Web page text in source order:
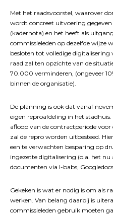
Met het raadsvoorstel, waarover
wordt concreet uitvoering
(kadernota) en het heeft als
commissieleden op dezelfde wijze
besloten tot volledige digitalisering
raad zal ten opzichte van de
70.000 verminderen, (ongeveer
binnen de organisatie).
De planning is ook dat vanaf
eigen reproafdeling in het
afloop van de contractperiode
zal de repro worden uitbesteed.
een te verwachten besparing op
ingezette digitalisering (o.a. het nu
documenten via l-babs,
Gekeken is wat er nodig is om als
werken. Van belang daarbij is
commissieleden gebruik moeten